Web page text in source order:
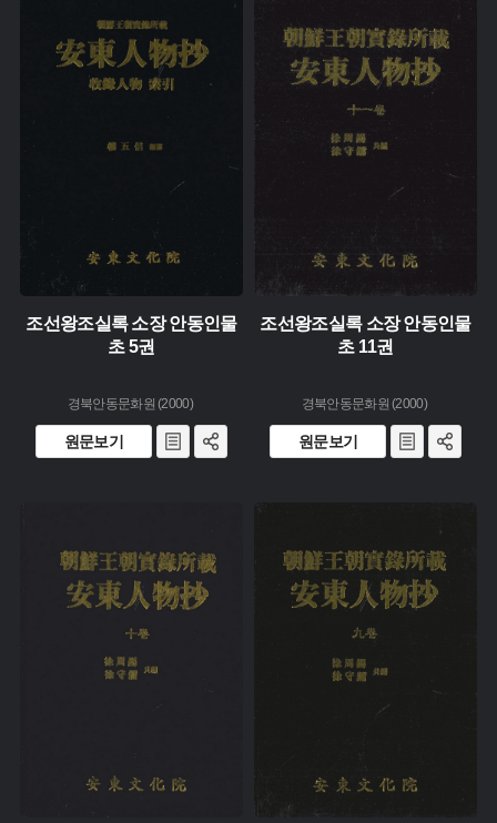
유형 :
조선왕조실록 소장 안동인물
초 5권
경북안동문화원 (2000)
원문보기
유형 :
조선왕조실록 소장 안동인물
초 11권
경북안동문화원 (2000)
원문보기
유형 :
생산 :
유형 :
생산 :